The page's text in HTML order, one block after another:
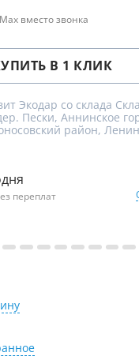
вместо звонка
В 1 КЛИК
Экодар со склада
Пески, Аннинское
район,
переплат